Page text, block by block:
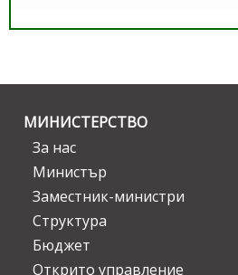
МИНИСТЕРСТВО
За нас
Министър
Заместник-министри
Структура
Бюджет
Открито управление